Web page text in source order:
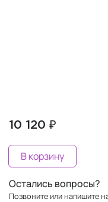
10 120 ₽
В корзину
Остались вопросы?
Позвоните или напишите